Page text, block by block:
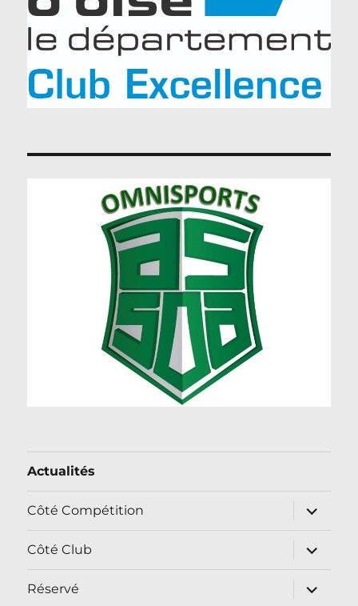
Actualités
Côté Compétition
ouvrir
le
sous-
menu
Côté Club
ouvrir
le
sous-
menu
Réservé
ouvrir
le